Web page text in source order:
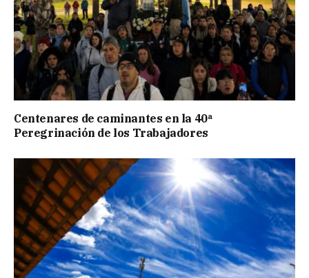
Centenares de caminantes en la 40ª
Peregrinación de los Trabajadores